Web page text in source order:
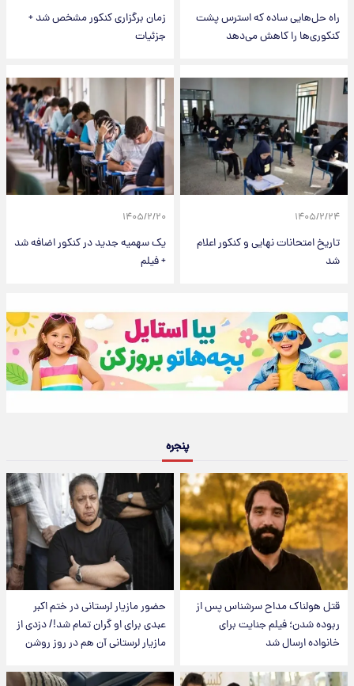
راه حل‌هایی ساده که استرس پشت
کنکوری‌ها را کاهش می‌دهد
زمان برگزاری کنکور مشخص شد +
جزئیات
۱۴۰۵/۲/۲۴
تاریخ امتحانات نهایی و کنکور اعلام
شد
۱۴۰۵/۲/۲۰
یک سهمیه جدید در کنکور اضافه شد
+ فیلم
پنجره
قتل هولناک مداح سرشناس پس از
ربوده شدن؛ فیلم جنایت برای
خانواده ارسال شد
حضور مازیار لرستانی در ختم اکبر
عبدی برای او گران تمام شد!/ دزدی از
مازیار لرستانی آن هم در روز روشن